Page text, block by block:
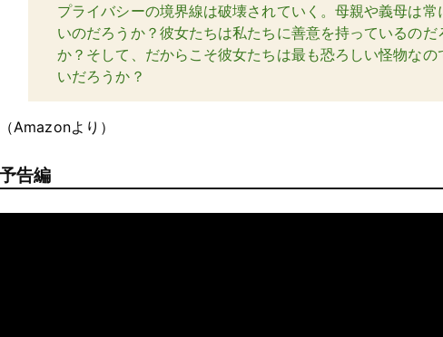
プライバシーの境界線は破壊されていく。母親や義母は常
いのだろうか？彼女たちは私たちに善意を持っているのだ
か？そして、だからこそ彼女たちは最も恐ろしい怪物なの
いだろうか？
（Amazonより）
予告編